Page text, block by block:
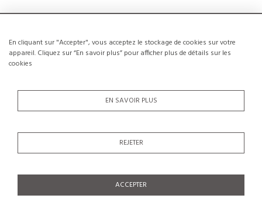
En cliquant sur "Accepter", vous acceptez le stockage de cookies sur votre
appareil. Cliquez sur “En savoir plus” pour afficher plus de détails sur les
cookies
EN SAVOIR PLUS
REJETER
ACCEPTER
NOUVEAUX CLIENTS
La création d’un compte a de nombreux avantages: sauvegarder la liste de vos
CRÉER UN COMPTE